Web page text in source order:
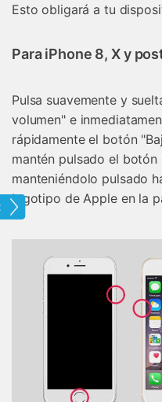
Esto obligará a tu
Para iPhone 8, X y
Pulsa suavemente y
volumen" e
rápidamente el botón
mantén pulsado el botón
manteniéndolo pulsado
logotipo de Apple en la